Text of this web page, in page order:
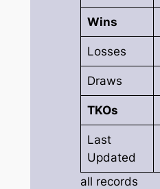
Wins
Losses
Draws
TKOs
Last
Updated
all records